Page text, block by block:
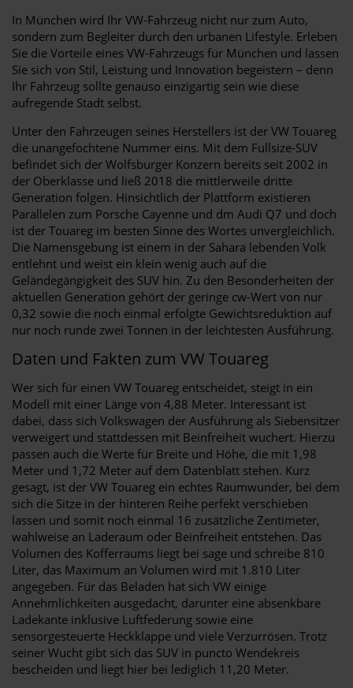
In München wird Ihr VW-Fahrzeug nicht nur zum Auto,
sondern zum Begleiter durch den urbanen Lifestyle. Erleben
Sie die Vorteile eines VW-Fahrzeugs für München und lassen
Sie sich von Stil, Leistung und Innovation begeistern – denn
Ihr Fahrzeug sollte genauso einzigartig sein wie diese
aufregende Stadt selbst.
Unter den Fahrzeugen seines Herstellers ist der VW Touareg
die unangefochtene Nummer eins. Mit dem Fullsize-SUV
befindet sich der Wolfsburger Konzern bereits seit 2002 in
der Oberklasse und ließ 2018 die mittlerweile dritte
Generation folgen. Hinsichtlich der Plattform existieren
Parallelen zum Porsche Cayenne und dm Audi Q7 und doch
ist der Touareg im besten Sinne des Wortes unvergleichlich.
Die Namensgebung ist einem in der Sahara lebenden Volk
entlehnt und weist ein klein wenig auch auf die
Geländegängigkeit des SUV hin. Zu den Besonderheiten der
aktuellen Generation gehört der geringe cw-Wert von nur
0,32 sowie die noch einmal erfolgte Gewichtsreduktion auf
nur noch runde zwei Tonnen in der leichtesten Ausführung.
Daten und Fakten zum VW Touareg
Wer sich für einen VW Touareg entscheidet, steigt in ein
Modell mit einer Länge von 4,88 Meter. Interessant ist
dabei, dass sich Volkswagen der Ausführung als Siebensitzer
verweigert und stattdessen mit Beinfreiheit wuchert. Hierzu
passen auch die Werte für Breite und Höhe, die mit 1,98
Meter und 1,72 Meter auf dem Datenblatt stehen. Kurz
gesagt, ist der VW Touareg ein echtes Raumwunder, bei dem
sich die Sitze in der hinteren Reihe perfekt verschieben
lassen und somit noch einmal 16 zusätzliche Zentimeter,
wahlweise an Laderaum oder Beinfreiheit entstehen. Das
Volumen des Kofferraums liegt bei sage und schreibe 810
Liter, das Maximum an Volumen wird mit 1.810 Liter
angegeben. Für das Beladen hat sich VW einige
Annehmlichkeiten ausgedacht, darunter eine absenkbare
Ladekante inklusive Luftfederung sowie eine
sensorgesteuerte Heckklappe und viele Verzurrösen. Trotz
seiner Wucht gibt sich das SUV in puncto Wendekreis
bescheiden und liegt hier bei lediglich 11,20 Meter.